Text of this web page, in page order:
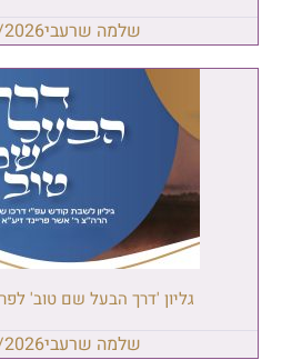
שלמה שרעבי
גליון 'דרך הבעל שם טוב'
שלמה שרעבי